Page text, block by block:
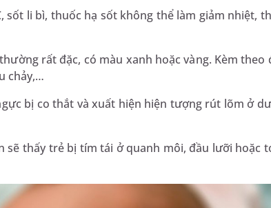
sốt li bì, thuốc hạ sốt không thể làm giảm nhiệt,
rất đặc, có màu xanh hoặc vàng. Kèm theo
chảy,…
bị co thắt và xuất hiện hiện tượng rút lõm ở
sẽ thấy trẻ bị tím tái ở quanh môi, đầu lưỡi hoặc